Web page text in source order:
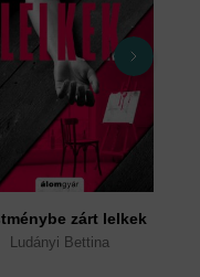
zárt lelkek
Ludányi Bettina